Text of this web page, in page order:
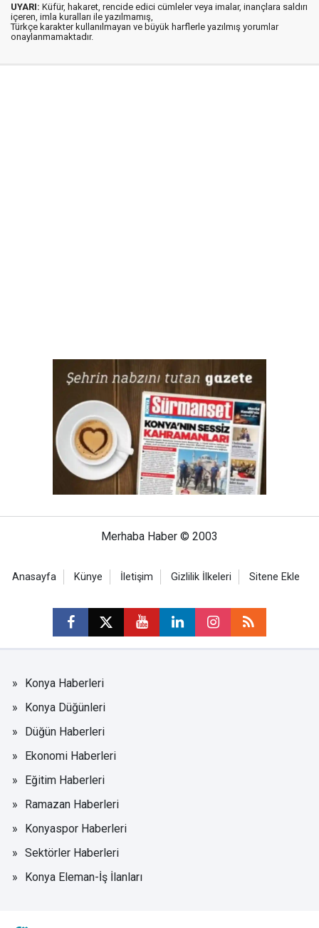
UYARI: Küfür, hakaret, rencide edici cümleler veya imalar, inançlara saldırı
içeren, imla kuralları ile yazılmamış,
Türkçe karakter kullanılmayan ve büyük harflerle yazılmış yorumlar
onaylanmamaktadır.
Merhaba Haber © 2003
Anasayfa Künye İletişim Gizlilik İlkeleri Sitene Ekle
Konya Haberleri
Konya Düğünleri
Düğün Haberleri
Ekonomi Haberleri
Eğitim Haberleri
Ramazan Haberleri
Konyaspor Haberleri
Sektörler Haberleri
Konya Eleman-İş İlanları